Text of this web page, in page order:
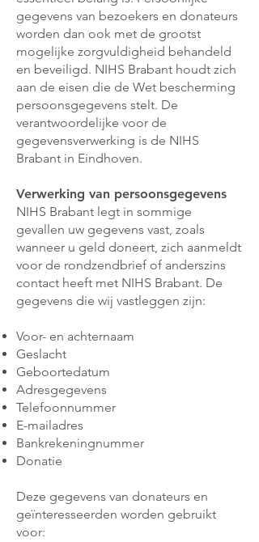
gegevens van bezoekers en donateurs
worden dan ook met de grootst
mogelijke zorgvuldigheid behandeld
en beveiligd. NIHS Brabant houdt zich
aan de eisen die de Wet bescherming
persoonsgegevens stelt. De
verantwoordelijke voor de
gegevensverwerking is de NIHS
Brabant in Eindhoven.
Verwerking van persoonsgegevens
NIHS Brabant legt in sommige
gevallen uw gegevens vast, zoals
wanneer u geld doneert, zich aanmeldt
voor de rondzendbrief of anderszins
contact heeft met NIHS Brabant. De
gegevens die wij vastleggen zijn:
Voor- en achternaam
Geslacht
Geboortedatum
Adresgegevens
Telefoonnummer
E-mailadres
Bankrekeningnummer
Donatie
Deze gegevens van donateurs en
geïnteresseerden worden gebruikt
voor: